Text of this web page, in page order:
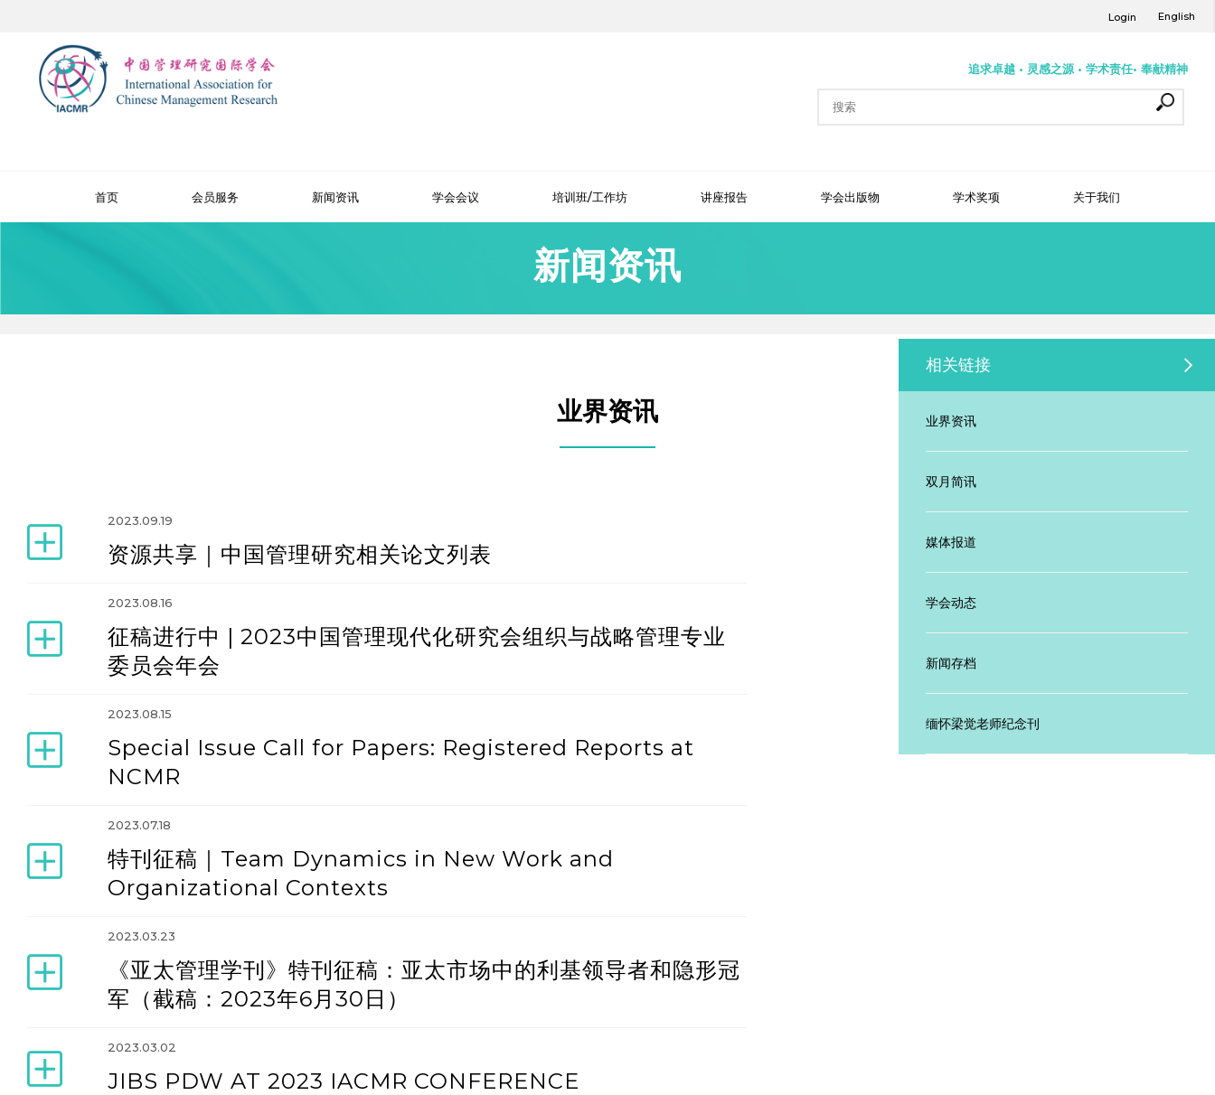
Login English
追求卓越 • 灵感之源 • 学术责任• 奉献精神
首页 会员服务 新闻资讯 学会会议 培训班/工作坊 讲座报告 学会出版物 学术奖项 关于我们
新闻资讯
业界资讯
相关链接
业界资讯
双月简讯
媒体报道
学会动态
新闻存档
缅怀梁觉老师纪念刊
2023.09.19
资源共享｜中国管理研究相关论文列表
2023.08.16
征稿进行中 | 2023中国管理现代化研究会组织与战略管理专业
委员会年会
2023.08.15
Special Issue Call for Papers: Registered Reports at
NCMR
2023.07.18
特刊征稿｜Team Dynamics in New Work and
Organizational Contexts
2023.03.23
《亚太管理学刊》特刊征稿：亚太市场中的利基领导者和隐形冠
军（截稿：2023年6月30日）
2023.03.02
JIBS PDW AT 2023 IACMR CONFERENCE